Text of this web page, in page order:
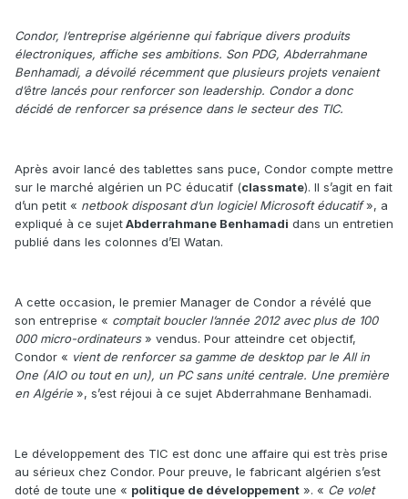
Condor, l’entreprise algérienne qui fabrique divers produits
électroniques, affiche ses ambitions. Son PDG, Abderrahmane
Benhamadi, a dévoilé récemment que plusieurs projets venaient
d’être lancés pour renforcer son leadership. Condor a donc
décidé de renforcer sa présence dans le secteur des TIC.
Après avoir lancé des tablettes sans puce, Condor compte mettre
sur le marché algérien un PC éducatif (classmate). Il s’agit en fait
d’un petit « netbook disposant d’un logiciel Microsoft éducatif», a
expliqué à ce sujetAbderrahmane Benhamadi dans un entretien
publié dans les colonnes d’El Watan.
A cette occasion, le premier Manager de Condor a révélé que
son entreprise « comptait boucler l’année 2012 avec plus de 100
000 micro-ordinateurs» vendus. Pour atteindre cet objectif,
Condor « vient de renforcer sa gamme de desktop par le All in
One (AIO ou tout en un), un PC sans unité centrale. Une première
en Algérie », s’est réjoui à ce sujet Abderrahmane Benhamadi.
Le développement des TIC est donc une affaire qui est très prise
au sérieux chez Condor. Pour preuve, le fabricant algérien s’est
doté de toute une « politique de développement ». « Ce volet